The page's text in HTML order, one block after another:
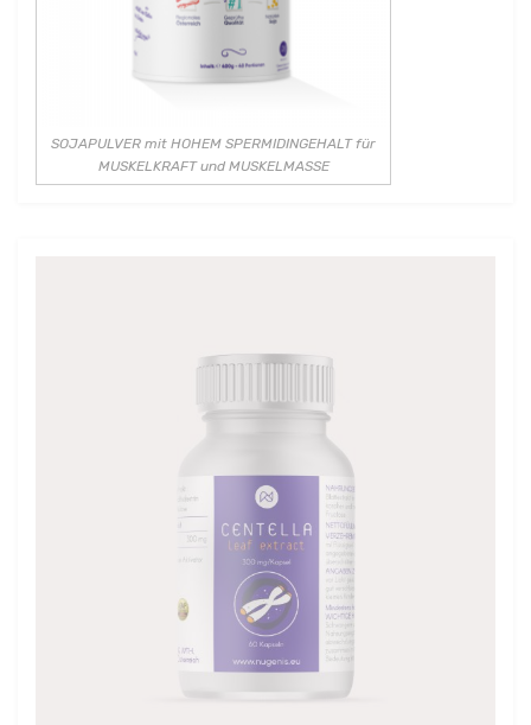
SOJAPULVER mit HOHEM SPERMIDINGEHALT für
MUSKELKRAFT und MUSKELMASSE